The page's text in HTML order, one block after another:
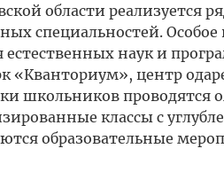
области реализуется
специальностей.
естественных наук и
«Кванториум», центр
школьников проводятся
классы с
образовательные